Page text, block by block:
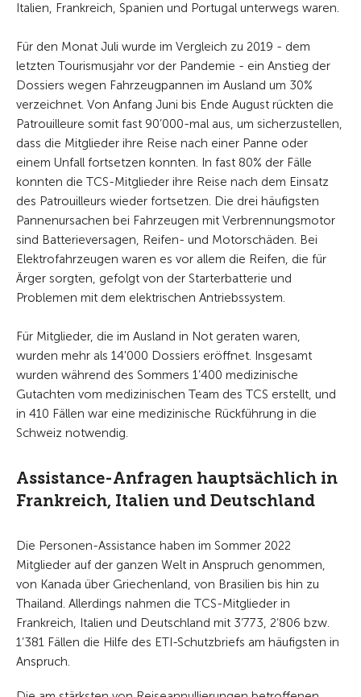
Italien, Frankreich, Spanien und Portugal unterwegs waren.
Für den Monat Juli wurde im Vergleich zu 2019 - dem
letzten Tourismusjahr vor der Pandemie - ein Anstieg der
Dossiers wegen Fahrzeugpannen im Ausland um 30%
verzeichnet. Von Anfang Juni bis Ende August rückten die
Patrouilleure somit fast 90’000-mal aus, um sicherzustellen,
dass die Mitglieder ihre Reise nach einer Panne oder
einem Unfall fortsetzen konnten. In fast 80% der Fälle
konnten die TCS-Mitglieder ihre Reise nach dem Einsatz
des Patrouilleurs wieder fortsetzen. Die drei häufigsten
Pannenursachen bei Fahrzeugen mit Verbrennungsmotor
sind Batterieversagen, Reifen- und Motorschäden. Bei
Elektrofahrzeugen waren es vor allem die Reifen, die für
Ärger sorgten, gefolgt von der Starterbatterie und
Problemen mit dem elektrischen Antriebssystem.
Für Mitglieder, die im Ausland in Not geraten waren,
wurden mehr als 14'000 Dossiers eröffnet. Insgesamt
wurden während des Sommers 1’400 medizinische
Gutachten vom medizinischen Team des TCS erstellt, und
in 410 Fällen war eine medizinische Rückführung in die
Schweiz notwendig.
Assistance-Anfragen hauptsächlich in
Frankreich, Italien und Deutschland
Die Personen-Assistance haben im Sommer 2022
Mitglieder auf der ganzen Welt in Anspruch genommen,
von Kanada über Griechenland, von Brasilien bis hin zu
Thailand. Allerdings nahmen die TCS-Mitglieder in
Frankreich, Italien und Deutschland mit 3’773, 2’806 bzw.
1’381 Fällen die Hilfe des ETI-Schutzbriefs am häufigsten in
Anspruch.